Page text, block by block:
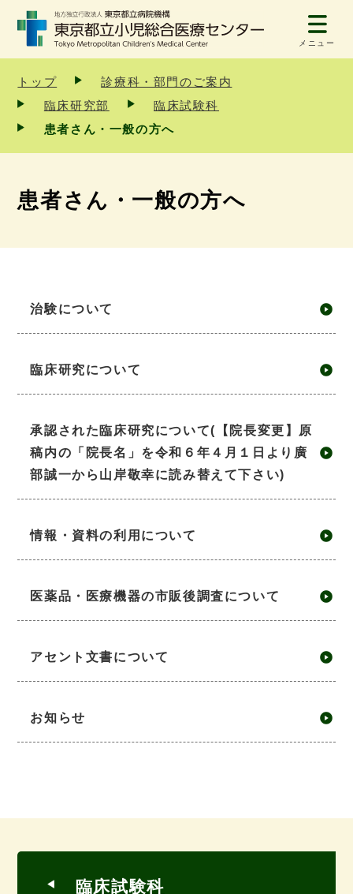
メニュー
トップ
診療科・部門のご案内
臨床研究部
臨床試験科
患者さん・一般の方へ
患者さん・一般の方へ
治験について
臨床研究について
承認された臨床研究について(【院長変更】原
稿内の「院長名」を令和６年４月１日より廣
部誠一から山岸敬幸に読み替えて下さい)
情報・資料の利用について
医薬品・医療機器の市販後調査について
アセント文書について
お知らせ
臨床試験科